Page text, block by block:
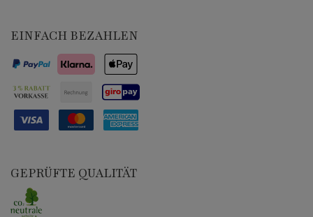
EINFACH BEZAHLEN
GEPRÜFTE QUALITÄT